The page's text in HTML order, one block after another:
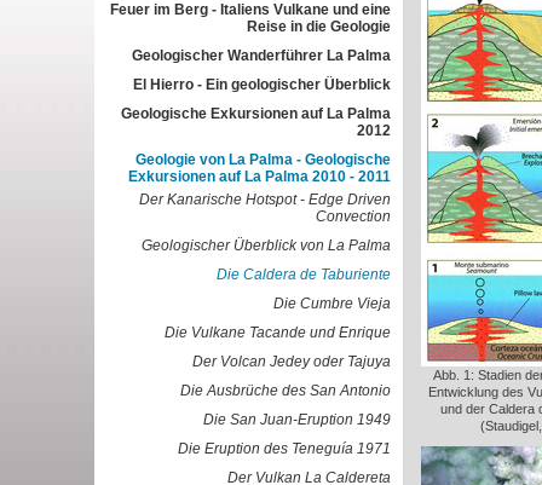
Feuer im Berg - Italiens Vulkane und eine
Reise in die Geologie
Geologischer Wanderführer La Palma
El Hierro - Ein geologischer Überblick
Geologische Exkursionen auf La Palma
2012
Geologie von La Palma - Geologische
Exkursionen auf La Palma 2010 - 2011
Der Kanarische Hotspot - Edge Driven
Convection
Geologischer Überblick von La Palma
Die Caldera de Taburiente
Die Cumbre Vieja
Die Vulkane Tacande und Enrique
Der Volcan Jedey oder Tajuya
Die Ausbrüche des San Antonio
Die San Juan-Eruption 1949
Die Eruption des Teneguía 1971
Der Vulkan La Caldereta
Abb. 1: Stadien
Entwicklung des
und der Caldera